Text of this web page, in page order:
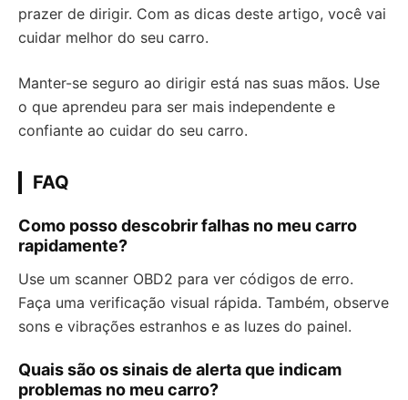
prazer de dirigir. Com as dicas deste artigo, você vai
cuidar melhor do seu carro.
Manter-se seguro ao dirigir está nas suas mãos. Use
o que aprendeu para ser mais independente e
confiante ao cuidar do seu carro.
FAQ
Como posso descobrir falhas no meu carro
rapidamente?
Use um scanner OBD2 para ver códigos de erro.
Faça uma verificação visual rápida. Também, observe
sons e vibrações estranhos e as luzes do painel.
Quais são os sinais de alerta que indicam
problemas no meu carro?